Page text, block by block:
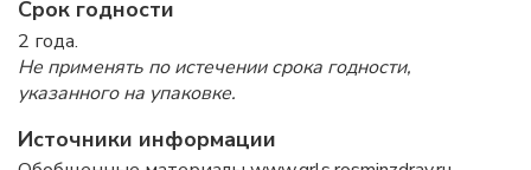
Срок годности
2 года.
Не применять по истечении срока годности,
указанного на упаковке.
Источники информации